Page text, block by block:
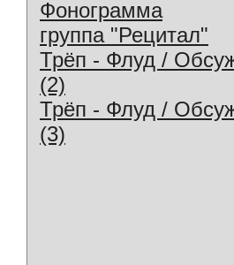
Фонограмма
группа "Рецитал"
Трёп - Флуд /
(2)
Трёп - Флуд /
(3)